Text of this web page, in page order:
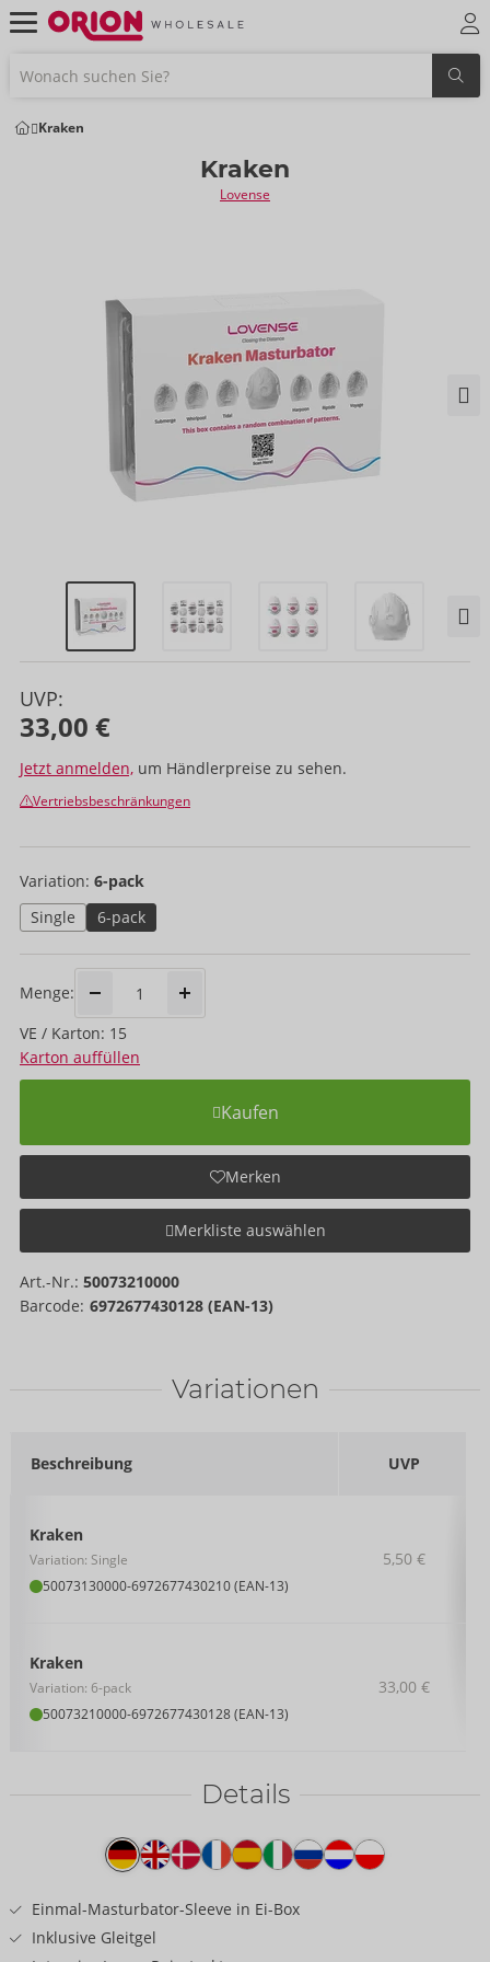
Kraken
Kraken
Lovense
UVP:
33,00 €
Jetzt anmelden, um Händlerpreise zu sehen.
Vertriebsbeschränkungen
Variation: 6-pack
Single
6-pack
Menge:
VE / Karton: 15
Karton auffüllen
Kaufen
Merken
Merkliste auswählen
Art.-Nr.: 50073210000
Barcode: 6972677430128 (EAN-13)
Variationen
Beschreibung UVP
Kraken
Variation: Single
50073130000-6972677430210 (EAN-13)
5,50 €
Kraken
Variation: 6-pack
50073210000-6972677430128 (EAN-13)
33,00 €
Details
Produkttext
Einmal-Masturbator-Sleeve in Ei-Box
Inklusive Gleitgel